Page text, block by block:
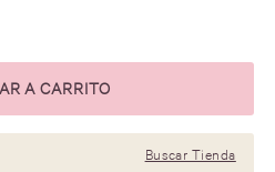
Buscar Tienda